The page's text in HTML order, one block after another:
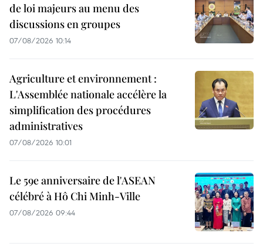
de loi majeurs au menu des
discussions en groupes
07/08/2026 10:14
Agriculture et environnement :
L'Assemblée nationale accélère la
simplification des procédures
administratives
07/08/2026 10:01
Le 59e anniversaire de l'ASEAN
célébré à Hô Chi Minh-Ville
07/08/2026 09:44